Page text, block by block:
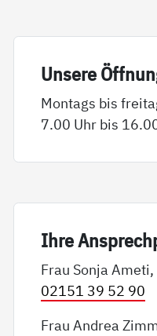
Un­se­re
Montags bis
7.00 Uhr bis
Ih­re
Frau Sonja
02151 39 52 90
Frau Andrea